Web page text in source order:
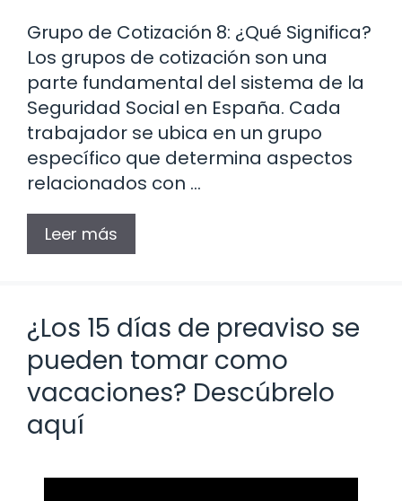
Grupo de Cotización 8: ¿Qué Significa?
Los grupos de cotización son una
parte fundamental del sistema de la
Seguridad Social en España. Cada
trabajador se ubica en un grupo
específico que determina aspectos
relacionados con …
Leer más
¿Los 15 días de preaviso se
pueden tomar como
vacaciones? Descúbrelo
aquí